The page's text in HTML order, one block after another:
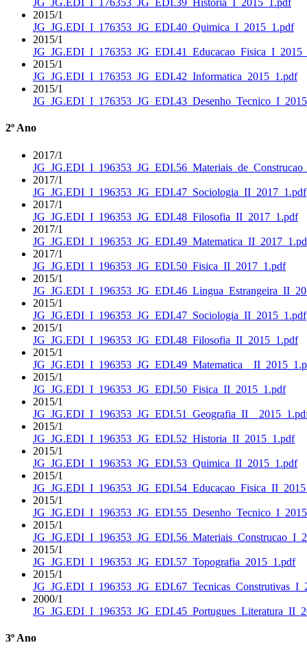
JG_JG.EDI_I_176353_JG_EDI.39_Historia_I_2015_1.pdf
2015/1
JG_JG.EDI_I_176353_JG_EDI.40_Quimica_I_2015_1.pdf
2015/1
2015/1
JG_JG.EDI_I_176353_JG_EDI.42_Informatica_2015_1.pdf
2015/1
2º Ano
2017/1
2017/1
JG_JG.EDI_I_196353_JG_EDI.47_Sociologia_II_2017_1.pdf
2017/1
JG_JG.EDI_I_196353_JG_EDI.48_Filosofia_II_2017_1.pdf
2017/1
2017/1
JG_JG.EDI_I_196353_JG_EDI.50_Fisica_II_2017_1.pdf
2015/1
2015/1
JG_JG.EDI_I_196353_JG_EDI.47_Sociologia_II_2015_1.pdf
2015/1
JG_JG.EDI_I_196353_JG_EDI.48_Filosofia_II_2015_1.pdf
2015/1
2015/1
JG_JG.EDI_I_196353_JG_EDI.50_Fisica_II_2015_1.pdf
2015/1
2015/1
JG_JG.EDI_I_196353_JG_EDI.52_Historia_II_2015_1.pdf
2015/1
JG_JG.EDI_I_196353_JG_EDI.53_Quimica_II_2015_1.pdf
2015/1
2015/1
2015/1
2015/1
JG_JG.EDI_I_196353_JG_EDI.57_Topografia_2015_1.pdf
2015/1
2000/1
3º Ano